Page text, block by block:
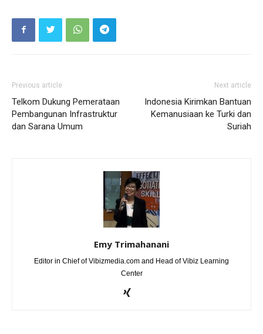
Previous article
Telkom Dukung Pemerataan
Pembangunan Infrastruktur
dan Sarana Umum
Next article
Indonesia Kirimkan Bantuan
Kemanusiaan ke Turki dan
Suriah
Emy Trimahanani
Editor in Chief of Vibizmedia.com and Head of Vibiz Learning
Center